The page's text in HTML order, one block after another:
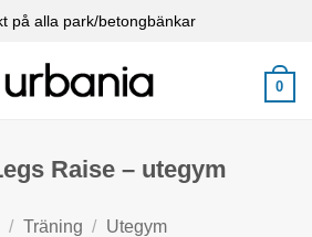
på alla park/betongbänkar
0
Raise – utegym
/ Träning / Utegym